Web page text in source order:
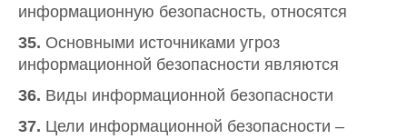
информационную безопасность, относятся
35. Основными источниками угроз
информационной безопасности являются
36. Виды информационной безопасности
37. Цели информационной безопасности –